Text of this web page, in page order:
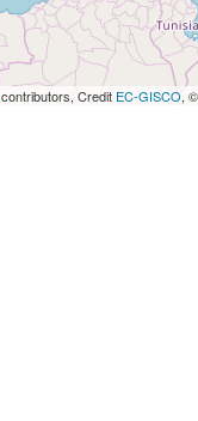
contributors, Credit EC-GISCO,